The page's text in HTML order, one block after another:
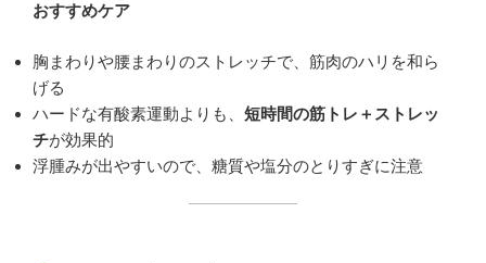
おすすめケア
胸まわりや腰まわりのストレッチで、筋肉のハリを和ら
げる
ハードな有酸素運動よりも、 短時間の筋トレ＋ストレッ
チが効果的
浮腫みが出やすいので、糖質や塩分のとりすぎに注意